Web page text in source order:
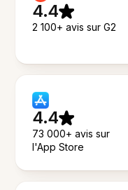
4.4
2 100+ avis sur G2
4.4
73 000+ avis sur
l'App Store